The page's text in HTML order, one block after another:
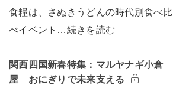
食糧は、さぬきうどんの時代別食べ比
べイベント…続きを読む
関西四国新春特集：マルヤナギ小倉
屋 おにぎりで未来支える